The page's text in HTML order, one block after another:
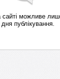
сайті можливе
дня публікування.